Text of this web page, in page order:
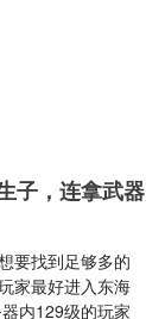
子，连拿武器
要找到足够多的
家最好进入东海
内129级的玩家